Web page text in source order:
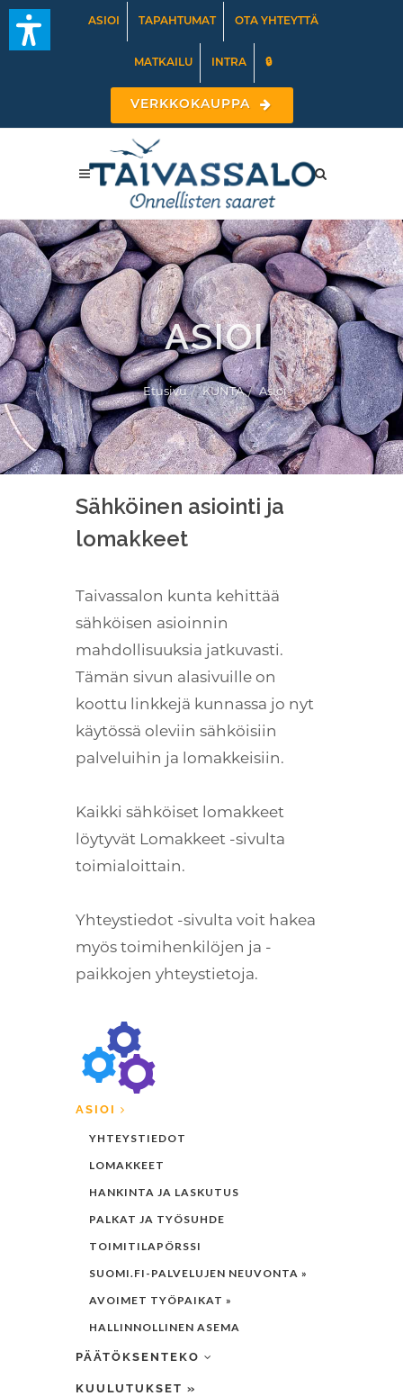
ASIOI TAPAHTUMAT OTA YHTEYTTÄ
MATKAILU INTRA 🔒
VERKKOKAUPPA
ASIOI
Etusivu KUNTA Asioi
Sähköinen asiointi ja
lomakkeet
Taivassalon kunta kehittää
sähköisen asioinnin
mahdollisuuksia jatkuvasti.
Tämän sivun alasivuille on
koottu linkkejä kunnassa jo nyt
käytössä oleviin sähköisiin
palveluihin ja lomakkeisiin.
Kaikki sähköiset lomakkeet
löytyvät Lomakkeet -sivulta
toimialoittain.
Yhteystiedot -sivulta voit hakea
myös toimihenkilöjen ja -
paikkojen yhteystietoja.
ASIOI
YHTEYSTIEDOT
LOMAKKEET
HANKINTA JA LASKUTUS
PALKAT JA TYÖSUHDE
TOIMITILAPÖRSSI
SUOMI.FI-PALVELUJEN NEUVONTA »
AVOIMET TYÖPAIKAT »
HALLINNOLLINEN ASEMA
PÄÄTÖKSENTEKO
KUULUTUKSET »